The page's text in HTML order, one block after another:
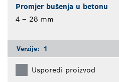
Promjer bušenja u betonu
4 – 28 mm
Verzije: 1
Usporedi proizvod